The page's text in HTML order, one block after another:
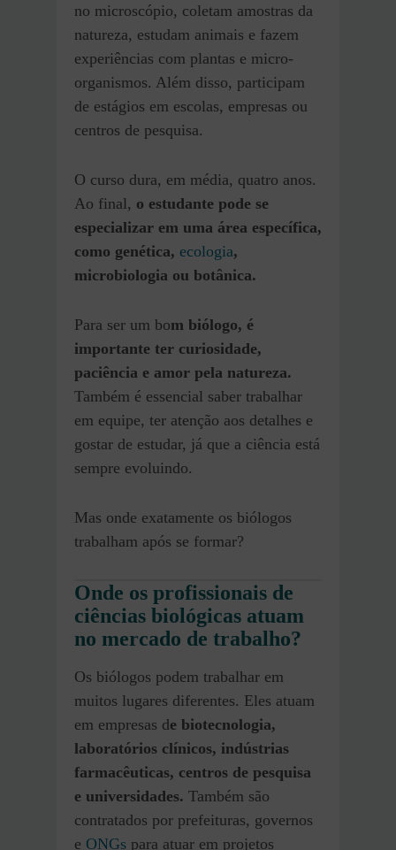
no microscópio, coletam amostras da
natureza, estudam animais e fazem
experiências com plantas e micro-
organismos. Além disso, participam
de estágios em escolas, empresas ou
centros de pesquisa.
O curso dura, em média, quatro anos.
Ao final, o estudante pode se
especializar em uma área específica,
como genética, ecologia,
microbiologia ou botânica.
Para ser um bom biólogo, é
importante ter curiosidade,
paciência e amor pela natureza.
Também é essencial saber trabalhar
em equipe, ter atenção aos detalhes e
gostar de estudar, já que a ciência está
sempre evoluindo.
Mas onde exatamente os biólogos
trabalham após se formar?
Onde os profissionais de
ciências biológicas atuam
no mercado de trabalho?
Os biólogos podem trabalhar em
muitos lugares diferentes. Eles atuam
em empresas de biotecnologia,
laboratórios clínicos, indústrias
farmacêuticas, centros de pesquisa
e universidades. Também são
contratados por prefeituras, governos
e ONGs para atuar em projetos